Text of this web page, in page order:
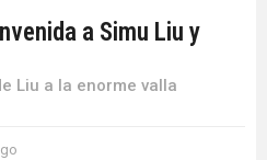
a Simu Liu y
Liu a la enorme valla